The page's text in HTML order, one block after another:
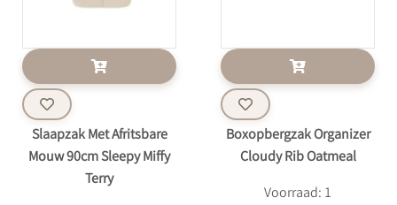
Slaapzak Met Afritsbare
Mouw 90cm Sleepy Miffy
Terry
Boxopbergzak Organizer
Cloudy Rib Oatmeal
Voorraad: 1